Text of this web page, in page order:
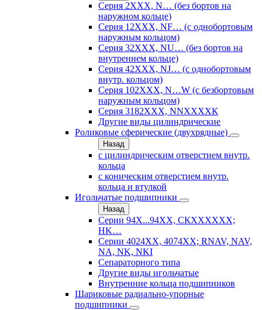
Серия 2ХХХ, N… (без бортов на
наружном кольце)
Серия 12ХХХ, NF… (с однобортовым
наружным кольцом)
Серия 32ХХХ, NU… (без бортов на
внутреннем кольце)
Серия 42ХХХ, NJ… (с однобортовым
внутр. кольцом)
Серия 102ХХХ, N…W (с безбортовым
наружным кольцом)
Серия 3182ХХХ, NNХХХХК
Другие виды цилиндрические
Роликовые сферические (двухрядные)
Назад
с цилиндрическим отверстием внутр.
кольца
с коническим отверстием внутр.
кольца и втулкой
Игольчатые подшипники
Назад
Серии 94Х...94ХХ, СКХХХХХХ;
HK…
Серии 4024ХХ, 4074ХХ; RNAV, NAV,
NA, NK, NKI
Сепараторного типа
Другие виды игольчатые
Внутренние кольца подшипников
Шариковые радиально-упорные
подшипники